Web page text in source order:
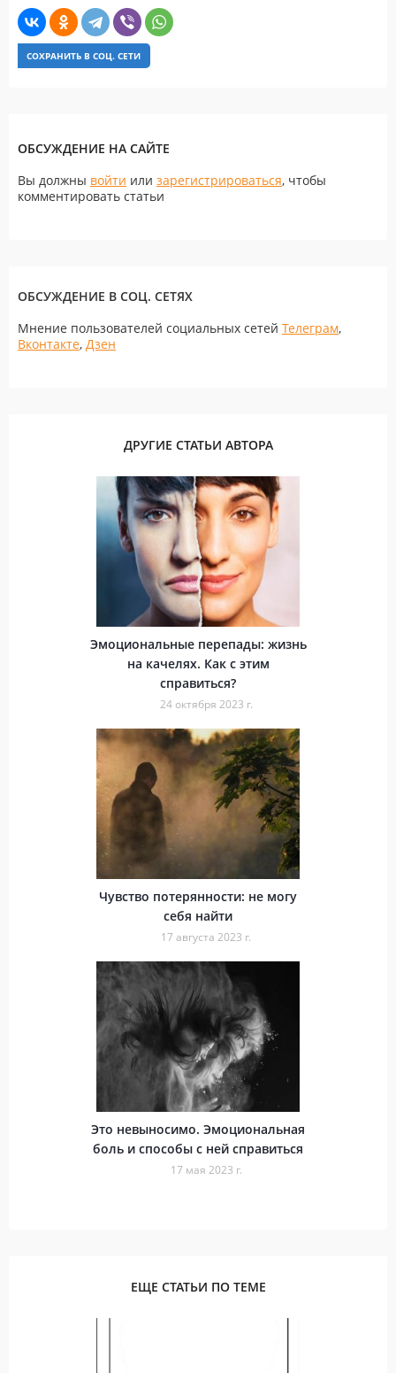
СОХРАНИТЬ В СОЦ. СЕТИ
ОБСУЖДЕНИЕ НА САЙТЕ
Вы должны войти или зарегистрироваться, чтобы
комментировать статьи
ОБСУЖДЕНИЕ В СОЦ. СЕТЯХ
Мнение пользователей социальных сетей Телеграм,
Вконтакте, Дзен
ДРУГИЕ СТАТЬИ АВТОРА
Эмоциональные перепады: жизнь
на качелях. Как с этим
справиться?
24 октября 2023 г.
Чувство потерянности: не могу
себя найти
17 августа 2023 г.
Это невыносимо. Эмоциональная
боль и способы с ней справиться
17 мая 2023 г.
ЕЩЕ СТАТЬИ ПО ТЕМЕ